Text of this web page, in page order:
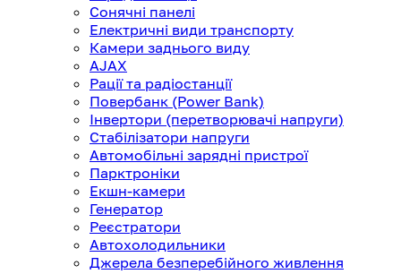
Сонячні панелі
Електричні види транспорту
Камери заднього виду
AJAX
Рації та радіостанції
Повербанк (Power Bank)
Інвертори (перетворювачі напруги)
Стабілізатори напруги
Автомобільні зарядні пристрої
Парктроніки
Екшн-камери
Генератор
Реєстратори
Автохолодильники
Джерела безперебійного живлення